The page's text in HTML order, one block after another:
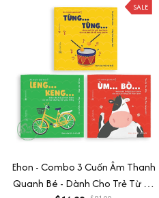
SALE
Ehon - Combo 3 Cuốn Âm Thanh
Quanh Bé - Dành Cho Trẻ Từ 0 -